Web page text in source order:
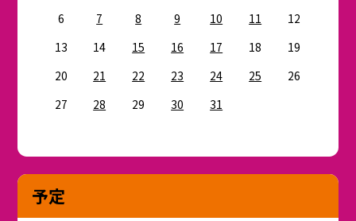
6
7 8 9 10 11
12
13
14 15 16 17 18
19
20
21 22 23 24 25
26
27
28 29 30 31
予定